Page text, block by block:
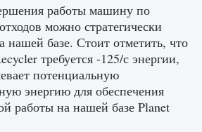
ошибку
интерфейса Delta
1 945 0
работы машину по
можно стратегически
нашей базе. Стоит отметить, что
требуется -125/с энергии,
потенциальную
энергию для обеспечения
работы на нашей базе Planet